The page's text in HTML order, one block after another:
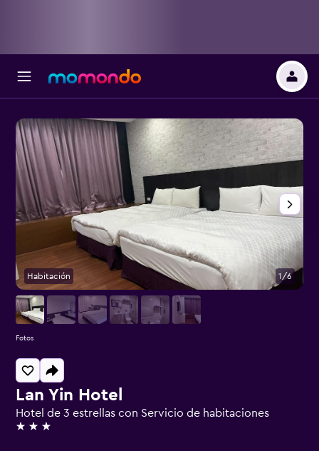
Lan Yin Hotel
Hotel de 3 estrellas con Servicio de habitaciones
3 estrellas
Habitación 1/6
Fotos